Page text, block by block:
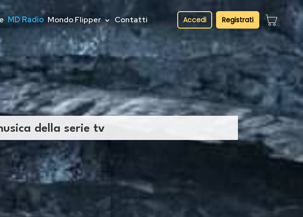
MD Radio Mondo Flipper Contatti Accedi Registrati
della serie tv